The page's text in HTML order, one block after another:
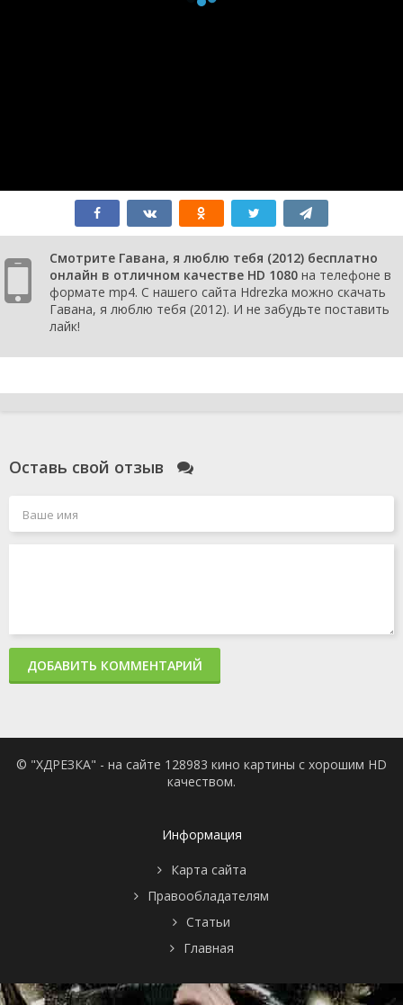
Смотрите Гавана, я люблю тебя (2012) бесплатно
онлайн в отличном качестве HD 1080 на телефоне в
формате mp4. С нашего сайта Hdrezka можно скачать
Гавана, я люблю тебя (2012). И не забудьте поставить
лайк!
Оставь свой отзыв
ДОБАВИТЬ КОММЕНТАРИЙ
© "ХДРЕЗКА" - на сайте 128983 кино картины с хорошим HD
качеством.
Информация
Карта сайта
Правообладателям
Статьи
Главная